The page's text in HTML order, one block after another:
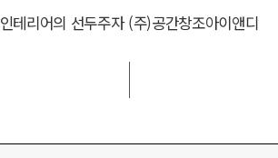
인테리어의 선두주자 (주)공간창조아이앤디